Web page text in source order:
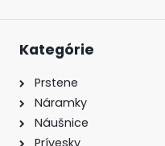
Kategórie
Prstene
Náramky
Náušnice
Prívesky